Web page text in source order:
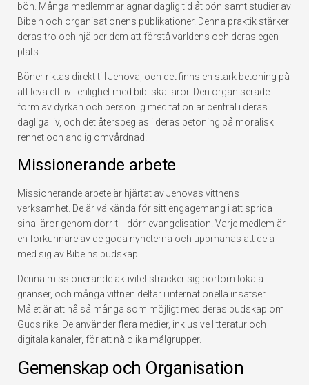
bön. Många medlemmar ägnar daglig tid åt bön samt studier av
Bibeln och organisationens publikationer. Denna praktik stärker
deras tro och hjälper dem att förstå världens och deras egen
plats.
Böner riktas direkt till Jehova, och det finns en stark betoning på
att leva ett liv i enlighet med bibliska läror. Den organiserade
form av dyrkan och personlig meditation är central i deras
dagliga liv, och det återspeglas i deras betoning på moralisk
renhet och andlig omvårdnad.
Missionerande arbete
Missionerande arbete är hjärtat av Jehovas vittnens
verksamhet. De är välkända för sitt engagemang i att sprida
sina läror genom dörr-till-dörr-evangelisation. Varje medlem är
en förkunnare av de goda nyheterna och uppmanas att dela
med sig av Bibelns budskap.
Denna missionerande aktivitet sträcker sig bortom lokala
gränser, och många vittnen deltar i internationella insatser.
Målet är att nå så många som möjligt med deras budskap om
Guds rike. De använder flera medier, inklusive litteratur och
digitala kanaler, för att nå olika målgrupper.
Gemenskap och Organisation